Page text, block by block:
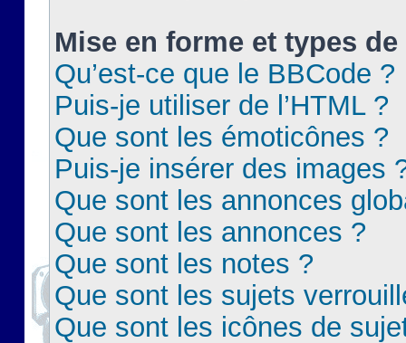
Mise en forme et types
Qu’est-ce que le BBCode ?
Puis-je utiliser de l’HTML ?
Que sont les émoticônes ?
Puis-je insérer des images
Que sont les annonces
Que sont les annonces ?
Que sont les notes ?
Que sont les sujets
Que sont les icônes de